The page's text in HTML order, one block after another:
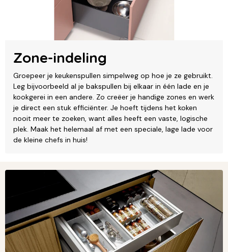
Zone-indeling
Groepeer je keukenspullen simpelweg op hoe je ze gebruikt.
Leg bijvoorbeeld al je bakspullen bij elkaar in één lade en je
kookgerei in een andere. Zo creëer je handige zones en werk
je direct een stuk efficiënter. Je hoeft tijdens het koken
nooit meer te zoeken, want alles heeft een vaste, logische
plek. Maak het helemaal af met een speciale, lage lade voor
de kleine chefs in huis!